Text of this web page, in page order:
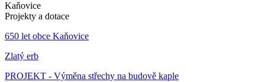
Kaňovice
Projekty a dotace
650 let obce Kaňovice
Zlatý erb
PROJEKT - Výměna střechy na budově kaple